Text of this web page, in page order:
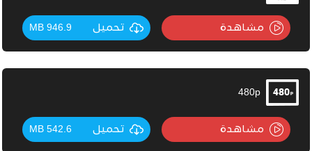
مشاهدة تحميل 946.9 MB
480p
مشاهدة تحميل 542.6 MB